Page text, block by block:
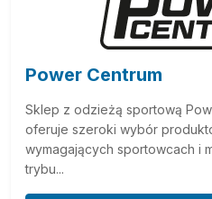
Power Centrum
Sklep z odzieżą sportową
oferuje szeroki wybór
wymagających sportowcach i
trybu...